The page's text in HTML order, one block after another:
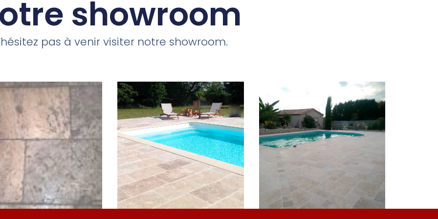
showroom
pas à venir visiter notre showroom.